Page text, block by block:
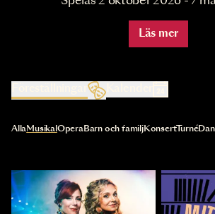
Läs mer
Kalender
Val av kategori uppdaterar innehållet automatiskt
AllaMusikal OperaBarn och familjKonsertTurné